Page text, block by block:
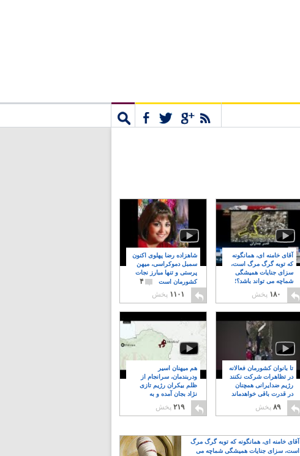
شاهزاده رضا پهلوی اکنون
سمبل دموکراسی، میهن
پرستی و تنها مبارز نجات
کشورمان است
۴
۱۱۰۱ پخش
آقای خامنه ای، همانگونه
که توبه گرگ مرگ است،
سزای جنایات همیشگی
شماچه می تواند باشد؟!
۸
۱۸۰ پخش
هم میهنان اسیر
ودربندمان، سرانجام از
ظلم بیکران رژیم تازی
نژاد بجان آمده و به
۲۱۹ پخش
تا بانوان کشورمان فعالانه
در تظاهرات شرکت نکنند
رژیم ضدایرانی همچنان
در قدرت باقی خواهدماند
۸
۸۹ پخش
آقای خامنه ای، همانگونه که توبه گرگ مرگ
است، سزای جنایات همیشگی شماچه می